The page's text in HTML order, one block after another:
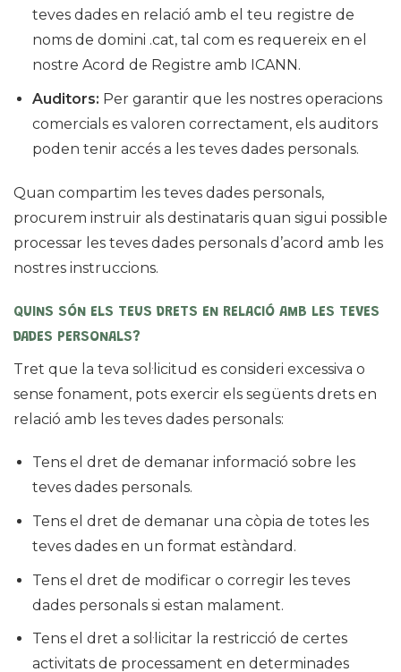
teves dades en relació amb el teu registre de
noms de domini .cat, tal com es requereix en el
nostre Acord de Registre amb ICANN.
Auditors: Per garantir que les nostres operacions
comercials es valoren correctament, els auditors
poden tenir accés a les teves dades personals.
Quan compartim les teves dades personals,
procurem instruir als destinataris quan sigui possible
processar les teves dades personals d’acord amb les
nostres instruccions.
QUINS SÓN ELS TEUS DRETS EN RELACIÓ AMB LES TEVES
DADES PERSONALS?
Tret que la teva sol·licitud es consideri excessiva o
sense fonament, pots exercir els següents drets en
relació amb les teves dades personals:
Tens el dret de demanar informació sobre les
teves dades personals.
Tens el dret de demanar una còpia de totes les
teves dades en un format estàndard.
Tens el dret de modificar o corregir les teves
dades personals si estan malament.
Tens el dret a sol·licitar la restricció de certes
activitats de processament en determinades